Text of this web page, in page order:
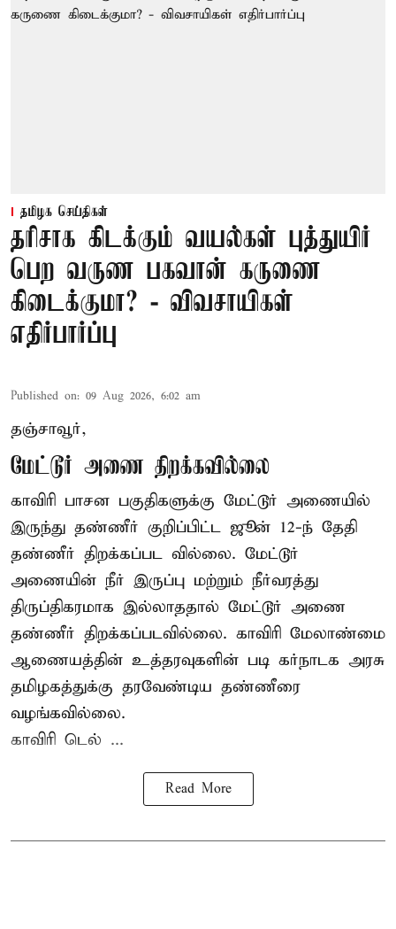
தமிழக செய்திகள்
தரிசாக கிடக்கும் வயல்கள் புத்துயிர்
பெற வருண பகவான் கருணை
கிடைக்குமா? - விவசாயிகள்
எதிர்பார்ப்பு
Published on: 09 Aug 2026, 6:02 am
தஞ்சாவூர்,
மேட்டூர் அணை திறக்கவில்லை
காவிரி பாசன பகுதிகளுக்கு மேட்டூர் அணையில்
இருந்து தண்ணீர் குறிப்பிட்ட ஜூன் 12-ந் தேதி
தண்ணீர் திறக்கப்பட வில்லை. மேட்டூர்
அணையின் நீர் இருப்பு மற்றும் நீர்வரத்து
திருப்திகரமாக இல்லாததால் மேட்டூர் அணை
தண்ணீர் திறக்கப்படவில்லை. காவிரி மேலாண்மை
ஆணையத்தின் உத்தரவுகளின் படி கர்நாடக அரசு
தமிழகத்துக்கு தரவேண்டிய தண்ணீரை
வழங்கவில்லை.
காவிரி டெல் ...
Read More